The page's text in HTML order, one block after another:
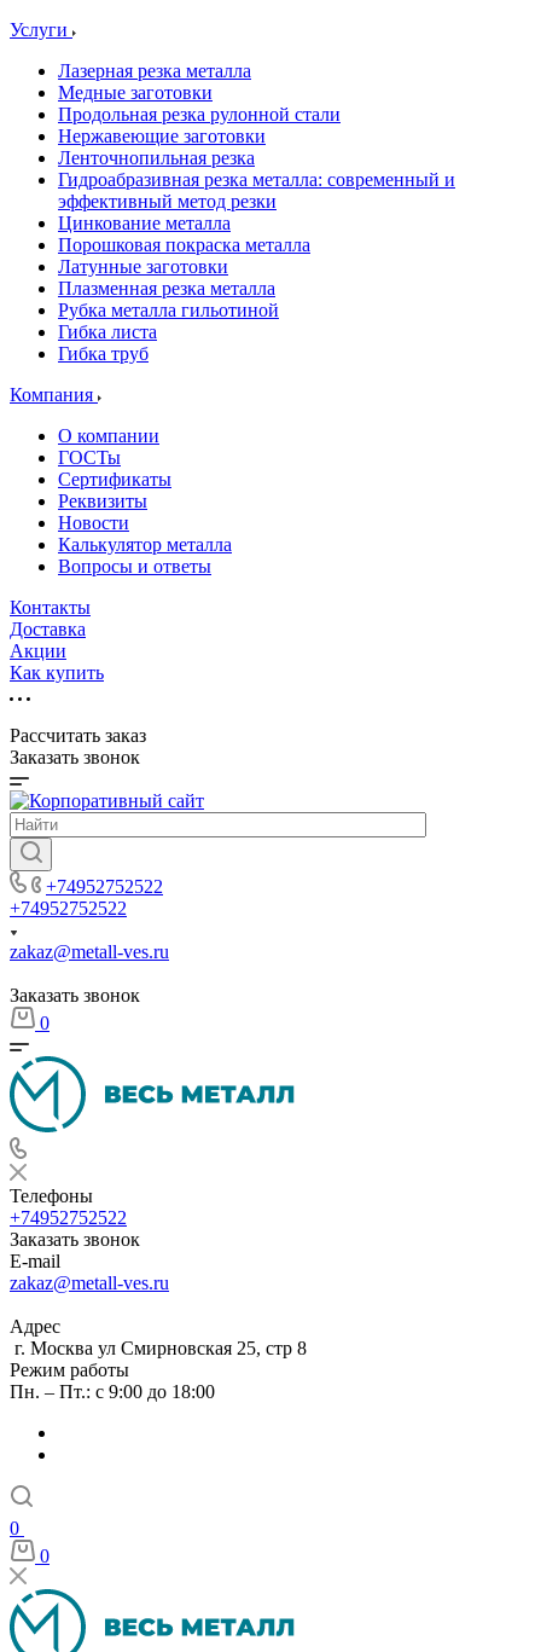
Услуги
Лазерная резка металла
Медные заготовки
Продольная резка рулонной стали
Нержавеющие заготовки
Ленточнопильная резка
Гидроабразивная резка металла: современный и
эффективный метод резки
Цинкование металла
Порошковая покраска металла
Латунные заготовки
Плазменная резка металла
Рубка металла гильотиной
Гибка листа
Гибка труб
Компания
О компании
ГОСТы
Сертификаты
Реквизиты
Новости
Калькулятор металла
Вопросы и ответы
Контакты
Доставка
Акции
Как купить
Рассчитать заказ
Заказать звонок
+74952752522
+74952752522
zakaz@metall-ves.ru
Заказать звонок
0
Телефоны
+74952752522
Заказать звонок
E-mail
zakaz@metall-ves.ru
Адрес
г. Москва ул Смирновская 25, стр 8
Режим работы
Пн. – Пт.: с 9:00 до 18:00
0
0